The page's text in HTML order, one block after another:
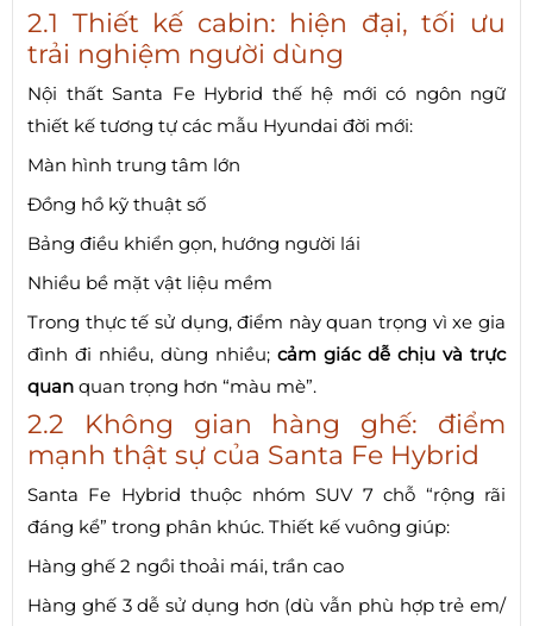
2.1 Thiết kế cabin: hiện đại, tối ưu
trải nghiệm người dùng
Nội thất Santa Fe Hybrid thế hệ mới có ngôn ngữ
thiết kế tương tự các mẫu Hyundai đời mới:
Màn hình trung tâm lớn
Đồng hồ kỹ thuật số
Bảng điều khiển gọn, hướng người lái
Nhiều bề mặt vật liệu mềm
Trong thực tế sử dụng, điểm này quan trọng vì xe gia
đình đi nhiều, dùng nhiều; cảm giác dễ chịu và trực
quan quan trọng hơn “màu mè”.
2.2 Không gian hàng ghế: điểm
mạnh thật sự của Santa Fe Hybrid
Santa Fe Hybrid thuộc nhóm SUV 7 chỗ “rộng rãi
đáng kể” trong phân khúc. Thiết kế vuông giúp:
Hàng ghế 2 ngồi thoải mái, trần cao
Hàng ghế 3 dễ sử dụng hơn (dù vẫn phù hợp trẻ em/